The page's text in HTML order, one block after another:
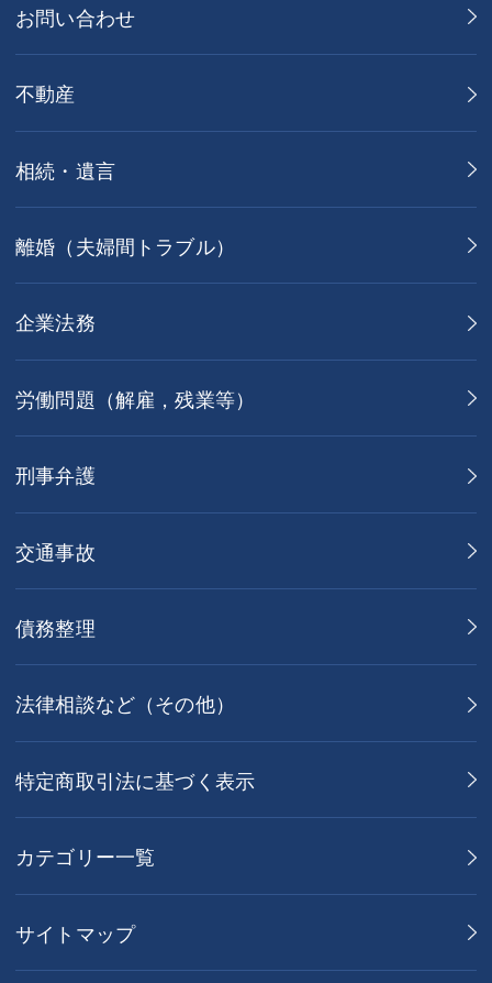
お問い合わせ
不動産
相続・遺言
離婚（夫婦間トラブル）
企業法務
労働問題（解雇，残業等）
刑事弁護
交通事故
債務整理
法律相談など（その他）
特定商取引法に基づく表示
カテゴリー一覧
サイトマップ